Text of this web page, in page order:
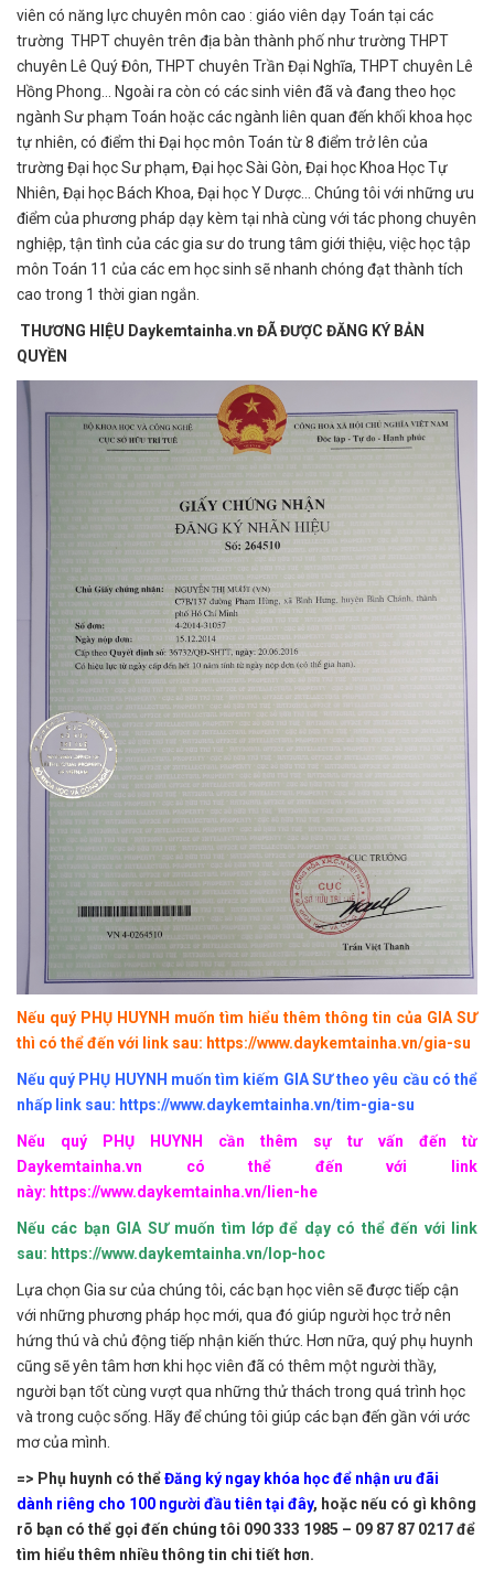
viên có năng lực chuyên môn cao : giáo viên dạy Toán tại các
trường THPT chuyên trên địa bàn thành phố như trường THPT
chuyên Lê Quý Đôn, THPT chuyên Trần Đại Nghĩa, THPT chuyên Lê
Hồng Phong… Ngoài ra còn có các sinh viên đã và đang theo học
ngành Sư phạm Toán hoặc các ngành liên quan đến khối khoa học
tự nhiên, có điểm thi Đại học môn Toán từ 8 điểm trở lên của
trường Đại học Sư phạm, Đại học Sài Gòn, Đại học Khoa Học Tự
Nhiên, Đại học Bách Khoa, Đại học Y Dược… Chúng tôi với những ưu
điểm của phương pháp dạy kèm tại nhà cùng với tác phong chuyên
nghiệp, tận tình của các gia sư do trung tâm giới thiệu, việc học tập
môn Toán 11 của các em học sinh sẽ nhanh chóng đạt thành tích
cao trong 1 thời gian ngắn.
THƯƠNG HIỆU Daykemtainha.vn ĐÃ ĐƯỢC ĐĂNG KÝ BẢN
QUYỀN
Nếu quý PHỤ HUYNH muốn tìm hiểu thêm thông tin của GIA SƯ
thì có thể đến với link sau: https://www.daykemtainha.vn/gia-su
Nếu quý PHỤ HUYNH muốn tìm kiếm GIA SƯ theo yêu cầu có thể
nhấp link sau: https://www.daykemtainha.vn/tim-gia-su
Nếu quý PHỤ HUYNH cần thêm sự tư vấn đến từ
Daykemtainha.vn có thể đến với link
này: https://www.daykemtainha.vn/lien-he
Nếu các bạn GIA SƯ muốn tìm lớp để dạy có thể đến với link
sau: https://www.daykemtainha.vn/lop-hoc
Lựa chọn Gia sư của chúng tôi, các bạn học viên sẽ được tiếp cận
với những phương pháp học mới, qua đó giúp người học trở nên
hứng thú và chủ động tiếp nhận kiến thức. Hơn nữa, quý phụ huynh
cũng sẽ yên tâm hơn khi học viên đã có thêm một người thầy,
người bạn tốt cùng vượt qua những thử thách trong quá trình học
và trong cuộc sống. Hãy để chúng tôi giúp các bạn đến gần với ước
mơ của mình.
=> Phụ huynh có thểĐăng ký ngay khóa học để nhận ưu đãi
dành riêng cho 100 người đầu tiên tại đây, hoặc nếu có gì không
rõ bạn có thể gọi đến chúng tôi 090 333 1985 – 09 87 87 0217để
tìm hiểu thêm nhiều thông tin chi tiết hơn.